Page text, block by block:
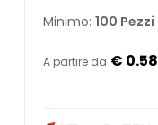
Minimo: 100 Pezzi
A partire da € 0.58